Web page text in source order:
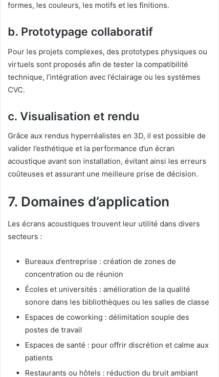
formes, les couleurs, les motifs et les finitions.
b. Prototypage collaboratif
Pour les projets complexes, des prototypes physiques ou
virtuels sont proposés afin de tester la compatibilité
technique, l’intégration avec l’éclairage ou les systèmes
CVC.
c. Visualisation et rendu
Grâce aux rendus hyperréalistes en 3D, il est possible de
valider l’esthétique et la performance d’un écran
acoustique avant son installation, évitant ainsi les erreurs
coûteuses et assurant une meilleure prise de décision.
7. Domaines d’application
Les écrans acoustiques trouvent leur utilité dans divers
secteurs :
Bureaux d’entreprise : création de zones de
concentration ou de réunion
Écoles et universités : amélioration de la qualité
sonore dans les bibliothèques ou les salles de classe
Espaces de coworking : délimitation souple des
postes de travail
Espaces de santé : pour offrir discrétion et calme aux
patients
Restaurants ou hôtels : réduction du bruit ambiant